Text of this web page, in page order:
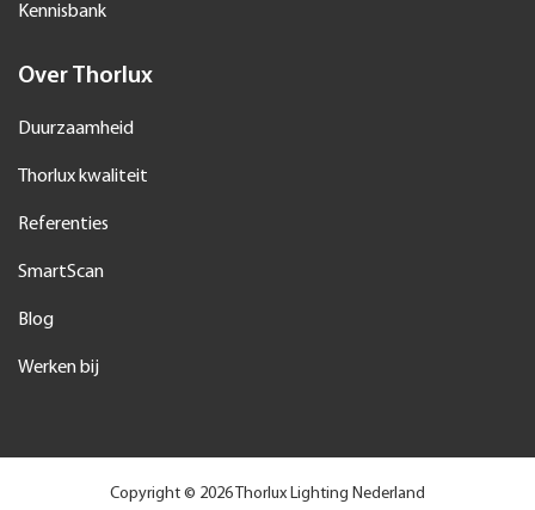
Kennisbank
Over Thorlux
Duurzaamheid
Thorlux kwaliteit
Referenties
SmartScan
Blog
Werken bij
Copyright © 2026 Thorlux Lighting Nederland